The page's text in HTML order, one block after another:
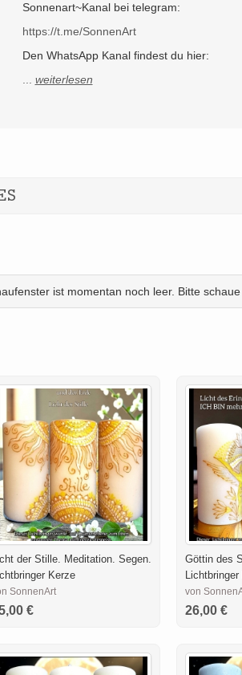
Sonnenart~Kanal bei telegram:
https://t.me/SonnenArt
Den WhatsApp Kanal findest du hier:
weiterlesen
ist momentan noch leer. Bitte
der Stille. Meditation. Segen.
Kerze
SonnenArt
€
Göttin des
Lichtbringer
von
26,00 €